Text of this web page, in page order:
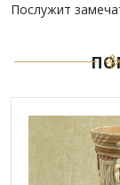
Послужит